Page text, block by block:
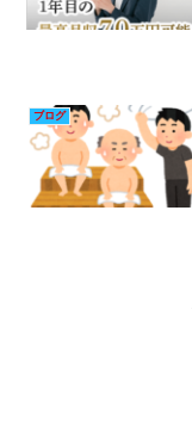
ブログ